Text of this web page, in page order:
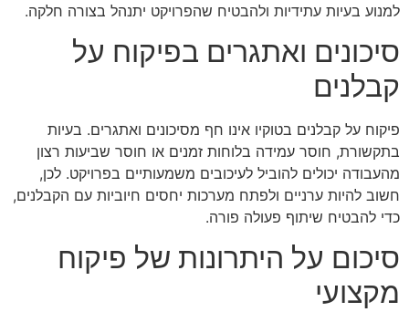
למנוע בעיות עתידיות ולהבטיח שהפרויקט יתנהל בצורה חלקה.
סיכונים ואתגרים בפיקוח על
קבלנים
פיקוח על קבלנים בטוקיו אינו חף מסיכונים ואתגרים. בעיות
בתקשורת, חוסר עמידה בלוחות זמנים או חוסר שביעות רצון
מהעבודה יכולים להוביל לעיכובים משמעותיים בפרויקט. לכן,
חשוב להיות ערניים ולפתח מערכות יחסים חיוביות עם הקבלנים,
כדי להבטיח שיתוף פעולה פורה.
סיכום על היתרונות של פיקוח
מקצועי